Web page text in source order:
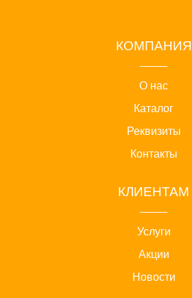
КОМПАНИЯ
О нас
Каталог
Реквизиты
Контакты
КЛИЕНТАМ
Услуги
Акции
Новости